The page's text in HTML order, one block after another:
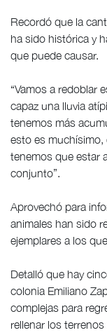
Recordó que la
ha sido histórica y
que puede causar.
“Vamos a redoblar
capaz una lluvia
tenemos más
esto es muchísimo,
tenemos que estar
conjunto”.
Aprovechó para
animales han sido
ejemplares a los
Detalló que hay
colonia Emiliano
complejas para
rellenar los